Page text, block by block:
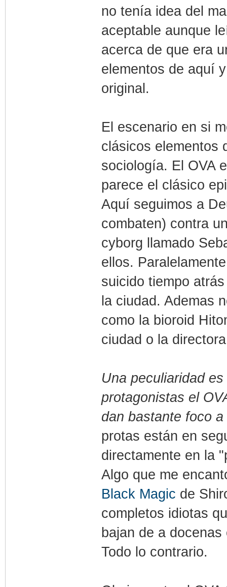
no tenía idea del
aceptable aunque
acerca de que era
elementos de aquí
original.
El escenario en si
clásicos elementos
sociología. El OVA
parece el clásico
Aquí seguimos a
combaten) contra
cyborg llamado
ellos.
suicido tiempo
la ciudad. Ademas
como la bioroid
ciudad o la
Una peculiaridad
protagonistas el
dan bastante foco
protas están en
directamente en la
Algo que me
Black Magic de
completos idiotas
bajan de a
Todo lo contrario.